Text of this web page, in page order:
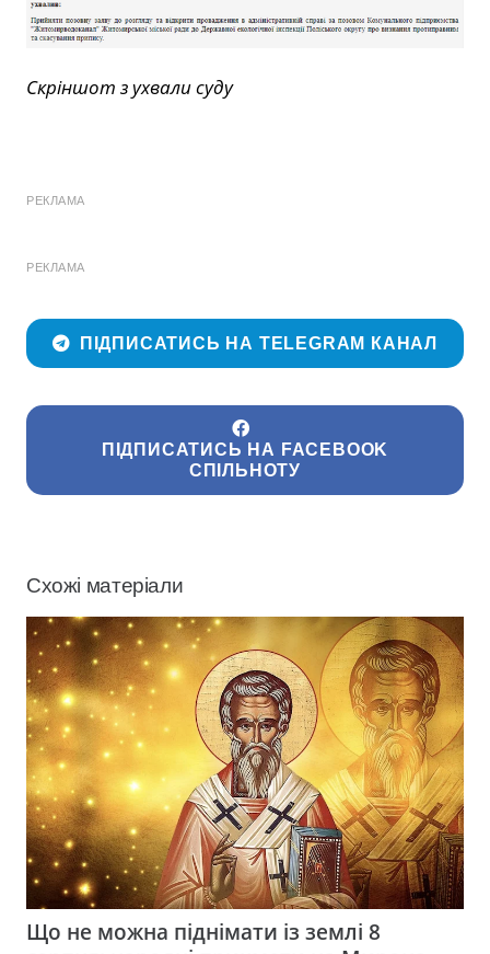
Скріншот з ухвали суду
РЕКЛАМА
РЕКЛАМА
ПІДПИСАТИСЬ НА TELEGRAM КАНАЛ
ПІДПИСАТИСЬ НА FACEBOOK
СПІЛЬНОТУ
Схожі матеріали
Що не можна піднімати із землі 8